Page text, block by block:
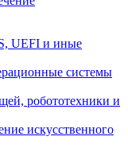
UEFI и иные
системы
робототехники и
искусственного